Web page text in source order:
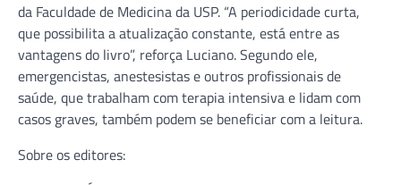
da Faculdade de Medicina da USP. “A periodicidade curta,
que possibilita a atualização constante, está entre as
vantagens do livro”, reforça Luciano. Segundo ele,
emergencistas, anestesistas e outros profissionais de
saúde, que trabalham com terapia intensiva e lidam com
casos graves, também podem se beneficiar com a leitura.
Sobre os editores: